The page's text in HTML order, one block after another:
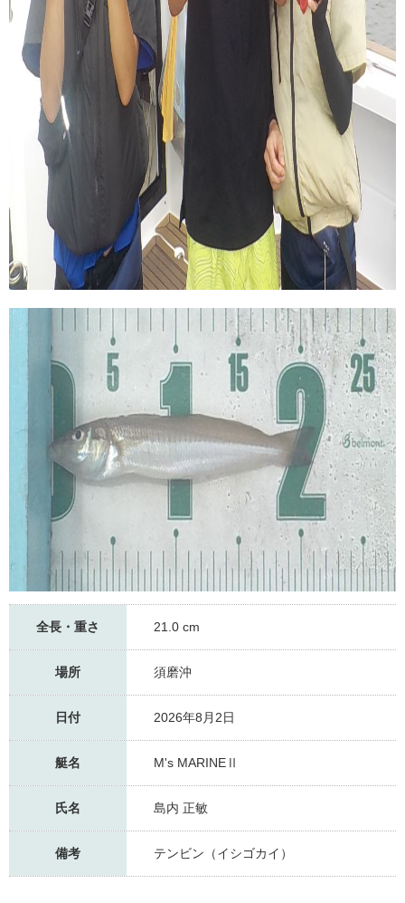
全長・重さ 21.0 cm
場所 須磨沖
日付 2026年8月2日
艇名 M's MARINEⅡ
氏名 島内 正敏
備考 テンビン（イシゴカイ）